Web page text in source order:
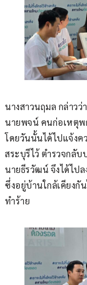
นางสาวนฤมล กล่าว
นายพจน์ คนก่อเหตุพ
โดยวันนั้นได้ไปแจ้ง
สระบุรีไว้ ตำรวจกลับ
นายธีรวัฒน์ จึงได้ไป
ซึ่งอยู่บ้านใกล้เคียงกั
ทำร้าย